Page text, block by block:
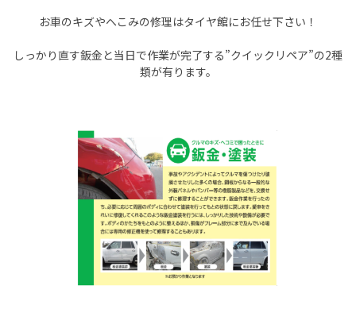
お車のキズやへこみの修理はタイヤ館にお任せ下さい！
しっかり直す鈑金と当日で作業が完了する”クイックリペア”の2種
類が有ります。